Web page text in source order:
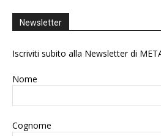
Newsletter
Iscriviti subito alla Newsletter di
Nome
Cognome